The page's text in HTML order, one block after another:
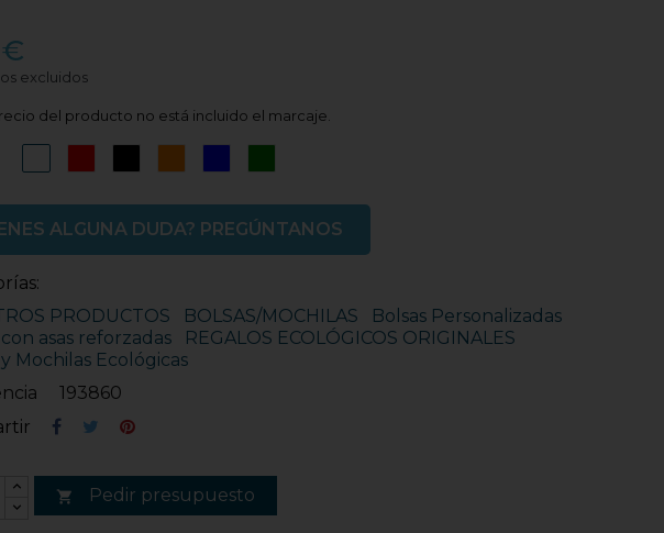
€
excluidos
del producto no está incluido el marcaje.
ALGUNA DUDA? PREGÚNTANOS
PRODUCTOS
BOLSAS/MOCHILAS
Bolsas Personalizadas
con asas reforzadas
REGALOS ECOLÓGICOS ORIGINALES
y Mochilas Ecológicas
193860
 Pedir presupuesto